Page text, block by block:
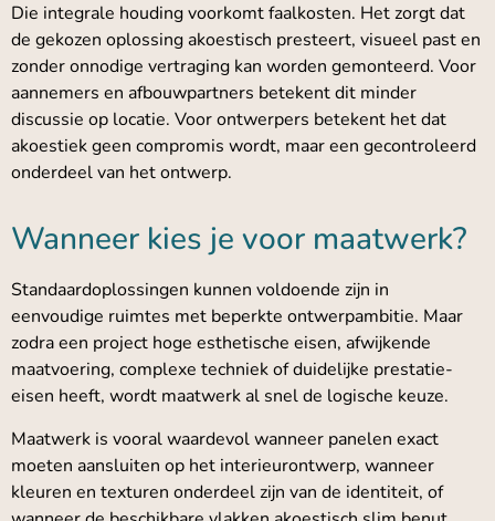
Die integrale houding voorkomt faalkosten. Het zorgt dat
de gekozen oplossing akoestisch presteert, visueel past en
zonder onnodige vertraging kan worden gemonteerd. Voor
aannemers en afbouwpartners betekent dit minder
discussie op locatie. Voor ontwerpers betekent het dat
akoestiek geen compromis wordt, maar een gecontroleerd
onderdeel van het ontwerp.
Wanneer kies je voor maatwerk?
Standaardoplossingen kunnen voldoende zijn in
eenvoudige ruimtes met beperkte ontwerpambitie. Maar
zodra een project hoge esthetische eisen, afwijkende
maatvoering, complexe techniek of duidelijke prestatie-
eisen heeft, wordt maatwerk al snel de logische keuze.
Maatwerk is vooral waardevol wanneer panelen exact
moeten aansluiten op het interieurontwerp, wanneer
kleuren en texturen onderdeel zijn van de identiteit, of